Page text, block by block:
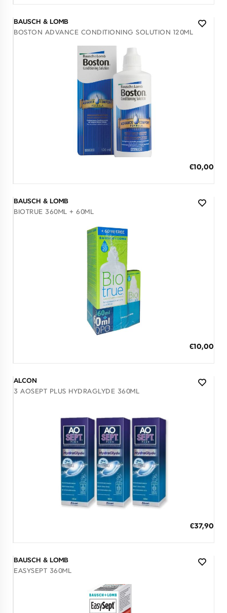
BAUSCH & LOMB
BOSTON ADVANCE CONDITIONING SOLUTION 120ML
€10,00
BAUSCH & LOMB
BIOTRUE 360ML + 60ML
€10,00
Διαθέσιμο
ALCON
3 AOSEPT PLUS HYDRAGLYDE 360ML
€37,90
Διαθέσιμο
BAUSCH & LOMB
EASYSEPT 360ML